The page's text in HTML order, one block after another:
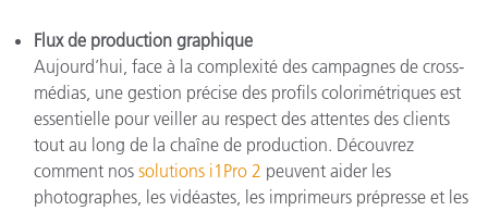
Flux de production graphique
Aujourd’hui, face à la complexité des campagnes de cross-
médias, une gestion précise des profils colorimétriques est
essentielle pour veiller au respect des attentes des clients
tout au long de la chaîne de production. Découvrez
comment nos solutions i1Pro 2 peuvent aider les
photographes, les vidéastes, les imprimeurs prépresse et les